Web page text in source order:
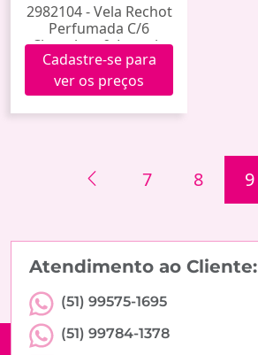
2982104 - Vela Rechot
Perfumada C/6
Chocolate & Laranja
Cadastre-se para
ver os preços
7 8 9
Atendimento ao Cliente:
(51) 99575-1695
(51) 99784-1378